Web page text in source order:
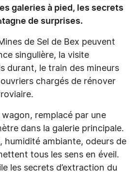
galeries à pied, les secrets
de surprises.
de Sel de Bex peuvent
singulière, la visite
durant, le train des mineurs
chargés de rénover
remplacé par une
dans la galerie principale.
humidité ambiante, odeurs de
tous les sens en éveil.
les secrets d’extraction du